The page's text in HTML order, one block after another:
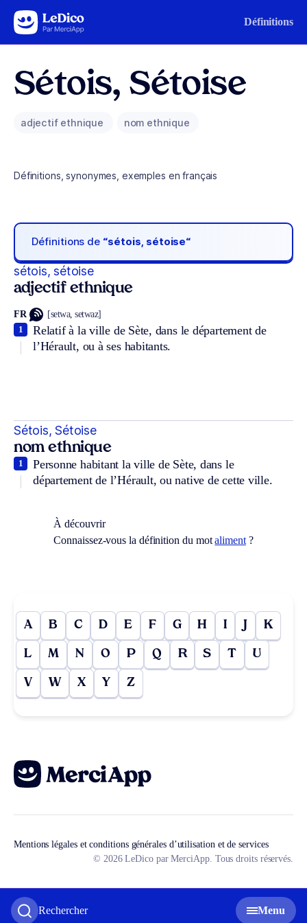
Aller au contenu Définitions
Rechercher Menu
Sétois, Sétoise
adjectif ethnique nom ethnique
Définitions, synonymes, exemples en français
Définitions de “sétois, sétoise“
sétois, sétoise
adjectif ethnique
FR [setwa, setwaz]
Relatif à la ville de Sète, dans le département de
l’Hérault, ou à ses habitants.
1
Sétois, Sétoise
nom ethnique
Personne habitant la ville de Sète, dans le
département de l’Hérault, ou native de cette ville.
1
À découvrir
Connaissez-vous la définition du motaliment?
A B C D E F G H I J K
L M N O P Q R S T U
V W X Y Z
Mentions légales et conditions générales d’utilisation et de services
© 2026 LeDico par MerciApp. Tous droits réservés.